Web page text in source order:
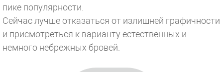
пике популярности.
Сейчас лучше отказаться от излишней графичности
и присмотреться к варианту естественных и
немного небрежных бровей.